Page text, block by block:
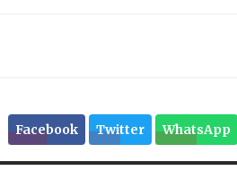
Facebook Twitter WhatsApp